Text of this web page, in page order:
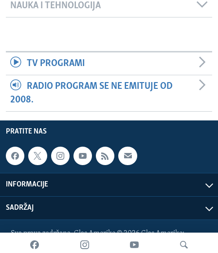
NAUKA I TEHNOLOGIJA
TV PROGRAMI
RADIO PROGRAM SE NE EMITUJE OD
2008.
PRATITE NAS
INFORMACIJE
SADRŽAJ
Sva prava zadržana. Glas Amerike © 2026 Glas Amerike:
bosnian-service@voanews.com